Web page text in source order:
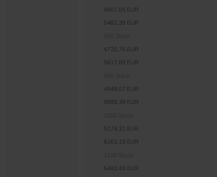
4607,05 EUR
5482,39 EUR
4720,75 EUR
5617,69 EUR
4949,07 EUR
5889,39 EUR
5178,31 EUR
6162,19 EUR
5482,43 EUR